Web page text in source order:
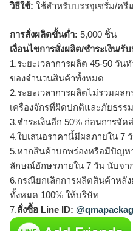
วิธีใช้: ใช้สำหรับบรรจุเซรั่ม/ครี
การสั่งผลิตขั้นต่ำ: 5,000 ชิ้น
เงื่อนไขการสั่งผลิต/ชำระเงิน/รั
1.ระยะเวลาการผลิต 45-50 วัน
ของจำนวนสินค้าทั้งหมด
2.ระยะเวลาการผลิตไม่รวมผล
เครื่องจักรที่ผิดปกติและภัยธรร
3.ชำระเงินอีก 50% ก่อนการจั
4.ใบเสนอราคานี้มีผลภายใน 7
5.หากสินค้าบกพร่องหรือมีปัญ
ลักษณ์อักษรภายใน 7 วัน นับจา
6.กรณียกเลิกการผลิตสินค้าหลั
ทั้งหมด 100% ให้บริษัท
7.สั่งซื้อ Line ID: